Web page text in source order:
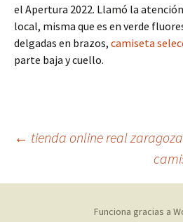
el Apertura 2022. Llamó la
local, misma que es en verde
delgadas en brazos, camiseta
parte baja y cuello.
de
← tienda online real zaragoza
Funciona gracias a